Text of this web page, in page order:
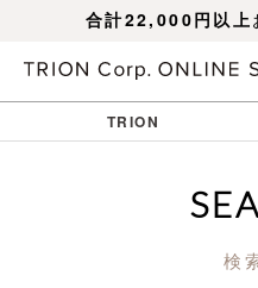
合計22,000円以上
TRION
検